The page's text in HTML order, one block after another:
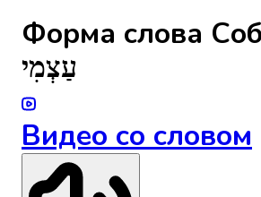
Форма слова
עַצְמִי
Видео со словом